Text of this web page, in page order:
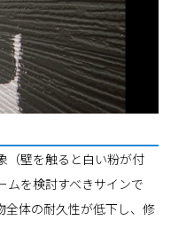
（壁を触ると白い粉が付
ムを検討すべきサインで
全体の耐久性が低下し、修